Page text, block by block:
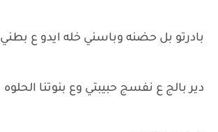
بادرتو بل حضنه وباسني خله ايدو ع بطني
دير بالج ع نفسج حبيبتي وع بنوتنا الحلوه